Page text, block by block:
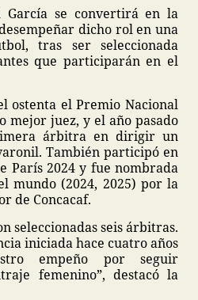
se convertirá en la
dicho rol en una
tras ser seleccionada
que participarán en el
ostenta el Premio Nacional
mejor juez, y el año pasado
árbitra en dirigir un
También participó en
París 2024 y fue nombrada
mundo (2024, 2025) por la
de Concacaf.
seleccionadas seis árbitras.
iniciada hace cuatro años
empeño por seguir
femenino”, destacó la